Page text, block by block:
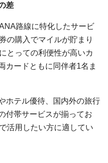
差
路線に特化したサービ
の購入でマイルが貯まり
とっての利便性が高いカ
カードともに同伴者1名ま
ホテル優待、国内外の旅行
付帯サービスが揃ってお
活用したい方に適してい